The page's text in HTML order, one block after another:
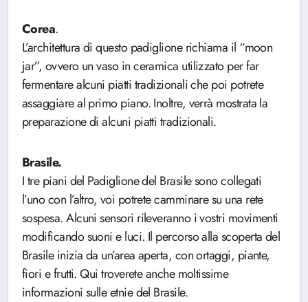
Corea.
L’architettura di questo padiglione richiama il “moon
jar”, ovvero un vaso in ceramica utilizzato per far
fermentare alcuni piatti tradizionali che poi potrete
assaggiare al primo piano. Inoltre, verrà mostrata la
preparazione di alcuni piatti tradizionali.
Brasile.
I tre piani del Padiglione del Brasile sono collegati
l’uno con l’altro, voi potrete camminare su una rete
sospesa. Alcuni sensori rileveranno i vostri movimenti
modificando suoni e luci. Il percorso alla scoperta del
Brasile inizia da un’area aperta, con ortaggi, piante,
fiori e frutti. Qui troverete anche moltissime
informazioni sulle etnie del Brasile.